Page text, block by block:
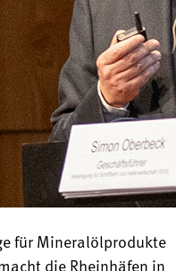
für Mineralölprodukte
die Rheinhäfen in